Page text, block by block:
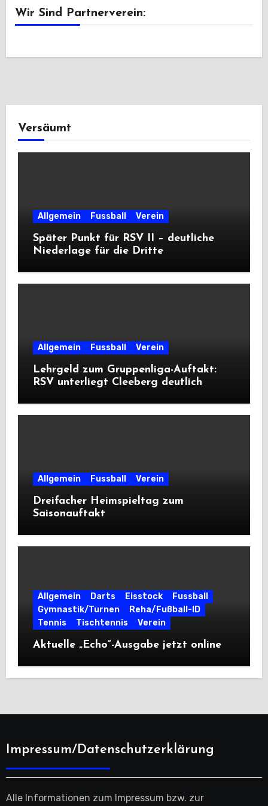
Wir Sind Partnerverein:
Versäumt
Allgemein Fussball Verein
Später Punkt für RSV II – deutliche
Niederlage für die Dritte
Allgemein Fussball Verein
Lehrgeld zum Gruppenliga-Auftakt:
RSV unterliegt Cleeberg deutlich
Allgemein Fussball Verein
Dreifacher Heimspieltag zum
Saisonauftakt
Allgemein Darts Eisstock
Fussball
Gymnastik/Turnen
Reha/Fußball-ID
Tennis
Tischtennis Verein
Aktuelle „Echo“-Ausgabe jetzt online
Impressum/Datenschutzerklärung
Alle Informationen zum Impressum bzw. zur